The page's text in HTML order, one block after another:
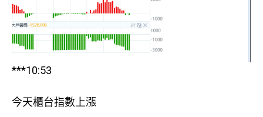
***10:53
今天櫃台指數上漲